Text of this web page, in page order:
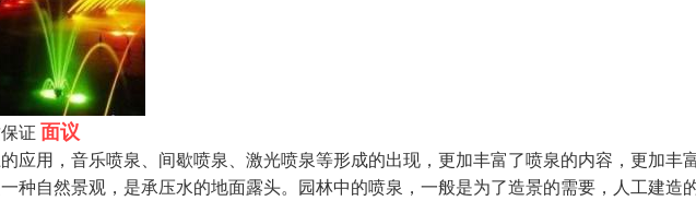
证 面议
应用，音乐喷泉、间歇喷泉、激光喷泉等形成的出现，更加丰富了喷泉的内容，更加丰
种自然景观，是承压水的地面露头。园林中的喷泉，一般是为了造景的需要，人工建造